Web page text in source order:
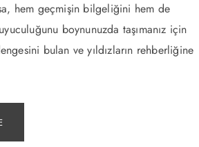
hem geçmişin bilgeliğini hem de
boynunuzda taşımanız için
bulan ve yıldızların rehberliğine